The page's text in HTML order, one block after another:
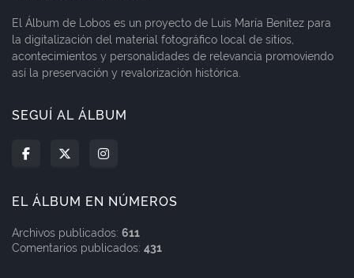
El Álbum de Lobos es un proyecto de Luis María Benítez para
la digitalización del material fotográfico local de sitios,
acontecimientos y personalidades de relevancia promoviendo
así la preservación y revalorización histórica.
SEGUÍ AL ÁLBUM
EL ÁLBUM EN NÚMEROS
Archivos publicados: 611
Comentarios publicados: 431